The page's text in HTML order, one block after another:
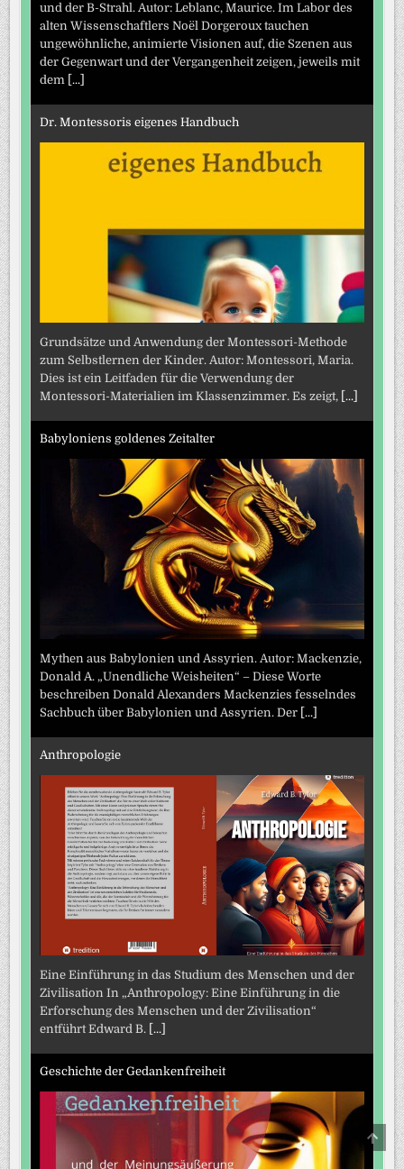
und der B-Strahl. Autor: Leblanc, Maurice. Im Labor des
alten Wissenschaftlers Noël Dorgeroux tauchen
ungewöhnliche, animierte Visionen auf, die Szenen aus
der Gegenwart und der Vergangenheit zeigen, jeweils mit
dem [...]
Dr. Montessoris eigenes Handbuch
Grundsätze und Anwendung der Montessori-Methode
zum Selbstlernen der Kinder. Autor: Montessori, Maria.
Dies ist ein Leitfaden für die Verwendung der
Montessori-Materialien im Klassenzimmer. Es zeigt, [...]
Babyloniens goldenes Zeitalter
Mythen aus Babylonien und Assyrien. Autor: Mackenzie,
Donald A. „Unendliche Weisheiten“ – Diese Worte
beschreiben Donald Alexanders Mackenzies fesselndes
Sachbuch über Babylonien und Assyrien. Der [...]
Anthropologie
Eine Einführung in das Studium des Menschen und der
Zivilisation In „Anthropology: Eine Einführung in die
Erforschung des Menschen und der Zivilisation“
entführt Edward B. [...]
Geschichte der Gedankenfreiheit
TO
TOP